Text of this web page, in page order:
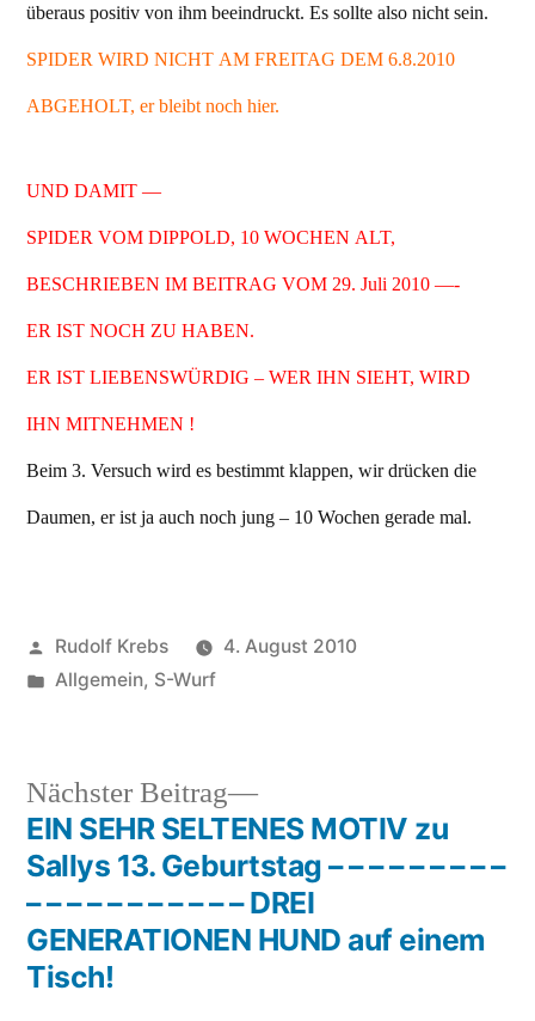
überaus positiv von ihm beeindruckt. Es sollte also nicht sein.
SPIDER WIRD NICHT AM FREITAG DEM 6.8.2010
ABGEHOLT, er bleibt noch hier.
UND DAMIT —
SPIDER VOM DIPPOLD, 10 WOCHEN ALT,
BESCHRIEBEN IM BEITRAG VOM 29. Juli 2010 —-
ER IST NOCH ZU HABEN.
ER IST LIEBENSWÜRDIG – WER IHN SIEHT, WIRD
IHN MITNEHMEN !
Beim 3. Versuch wird es bestimmt klappen, wir drücken die
Daumen, er ist ja auch noch jung – 10 Wochen gerade mal.
Veröffentlicht
von
Rudolf Krebs
4. August 2010
Veröffentlicht
Allgemein, S-Wurf
Beitragsnavigation
Nächster Beitrag
Nächster
Beitrag:
EIN SEHR SELTENES MOTIV zu
Sallys 13. Geburtstag – – – – – – – – –
– – – – – – – – – – – DREI
GENERATIONEN HUND auf einem
Tisch!